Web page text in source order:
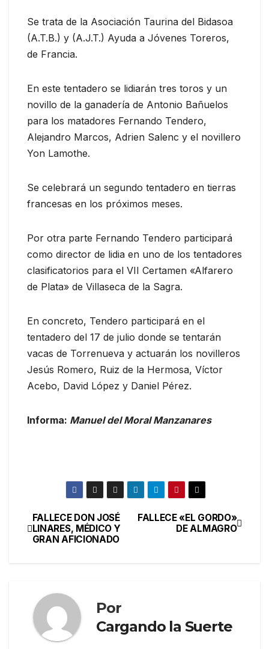
Se trata de la Asociación Taurina del Bidasoa
(A.T.B.) y (A.J.T.) Ayuda a Jóvenes Toreros,
de Francia.
En este tentadero se lidiarán tres toros y un
novillo de la ganadería de Antonio Bañuelos
para los matadores Fernando Tendero,
Alejandro Marcos, Adrien Salenc y el novillero
Yon Lamothe.
Se celebrará un segundo tentadero en tierras
francesas en los próximos meses.
Por otra parte Fernando Tendero participará
como director de lidia en uno de los tentadores
clasificatorios para el VII Certamen «Alfarero
de Plata» de Villaseca de la Sagra.
En concreto, Tendero participará en el
tentadero del 17 de julio donde se tentarán
vacas de Torrenueva y actuarán los novilleros
Jesús Romero, Ruiz de la Hermosa, Víctor
Acebo, David López y Daniel Pérez.
Informa: Manuel del Moral Manzanares
FALLECE «EL GORDO»
DE ALMAGRO
FALLECE DON JOSÉ
LINARES, MÉDICO Y
GRAN AFICIONADO
Por
Cargando la Suerte